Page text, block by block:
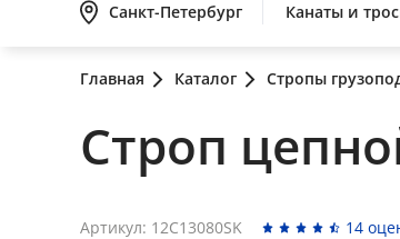
Санкт-Петербург Канаты и
Главная Каталог Стропы
Строп
Артикул: 12C13080SK 14